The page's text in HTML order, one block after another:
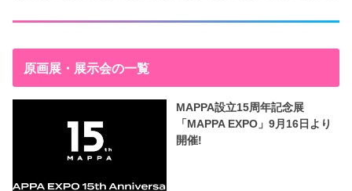
原画展・展示会の一覧
MAPPA設立15周年記念展
「MAPPA EXPO」9月16日より
開催!